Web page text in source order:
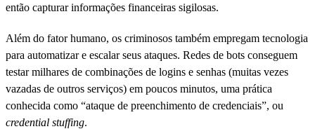
então capturar informações financeiras sigilosas.
Além do fator humano, os criminosos também empregam tecnologia
para automatizar e escalar seus ataques. Redes de bots conseguem
testar milhares de combinações de logins e senhas (muitas vezes
vazadas de outros serviços) em poucos minutos, uma prática
conhecida como “ataque de preenchimento de credenciais”, ou
credential stuffing.